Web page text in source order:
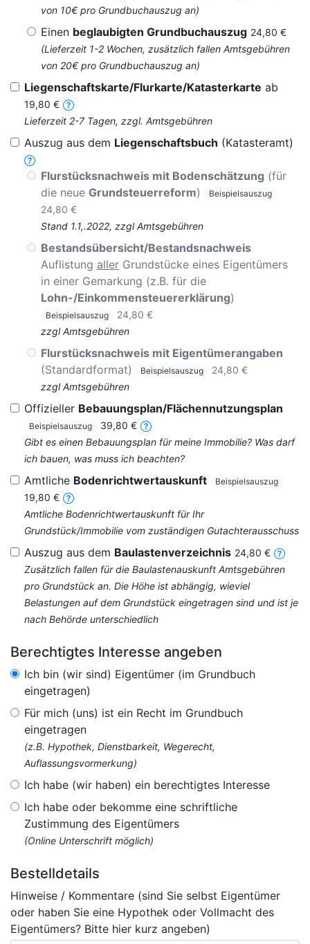
von 10€ pro Grundbuchauszug an)
Einen beglaubigten Grundbuchauszug 24,80 €
(Lieferzeit 1-2 Wochen, zusätzlich fallen Amtsgebühren
von 20€ pro Grundbuchauszug an)
Liegenschaftskarte/Flurkarte/Katasterkarte ab
19,80 €
Lieferzeit 2-7 Tagen, zzgl. Amtsgebühren
Auszug aus dem Liegenschaftsbuch (Katasteramt)
Flurstücksnachweis mit Bodenschätzung (für
die neue Grundsteuerreform) Beispielsauszug
24,80 €
Stand 1.1,.2022, zzgl Amtsgebühren
Bestandsübersicht/Bestandsnachweis
Auflistung aller Grundstücke eines Eigentümers
in einer Gemarkung (z.B. für die
Lohn-/Einkommensteuererklärung)
Beispielsauszug
24,80 €
zzgl Amtsgebühren
Flurstücksnachweis mit Eigentümerangaben
(Standardformat)
Beispielsauszug
24,80 €
zzgl Amtsgebühren
Offizieller Bebauungsplan/Flächennutzungsplan
Beispielsauszug
39,80 €
Gibt es einen Bebauungsplan für meine Immobilie? Was darf
ich bauen, was muss ich beachten?
Amtliche Bodenrichtwertauskunft Beispielsauszug
19,80 €
Amtliche Bodenrichtwertauskunft für Ihr
Grundstück/Immobilie vom zuständigen Gutachterausschuss
Auszug aus dem Baulastenverzeichnis 24,80 €
Zusätzlich fallen für die Baulastenauskunft Amtsgebühren
pro Grundstück an. Die Höhe ist abhängig, wieviel
Belastungen auf dem Grundstück eingetragen sind und ist je
nach Behörde unterschiedlich
Berechtigtes Interesse angeben
Ich bin (wir sind) Eigentümer (im Grundbuch
eingetragen)
Für mich (uns) ist ein Recht im Grundbuch
eingetragen
(z.B. Hypothek, Dienstbarkeit, Wegerecht,
Auflassungsvormerkung)
Ich habe (wir haben) ein berechtigtes Interesse
Ich habe oder bekomme eine schriftliche
Zustimmung des Eigentümers
(Online Unterschrift möglich)
Bestelldetails
Hinweise / Kommentare (sind Sie selbst Eigentümer
oder haben Sie eine Hypothek oder Vollmacht des
Eigentümers? Bitte hier kurz angeben)